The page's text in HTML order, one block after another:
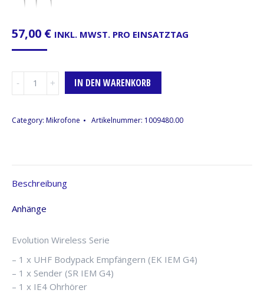
57,00 € INKL. MWST. PRO EINSATZTAG
Sennheiser
BAND,
x
Ear-
Taschenempfänger,
IN DEN WARENKORB
Category: Mikrofone Artikelnummer: 1009480.00
Beschreibung
Anhänge
Evolution Wireless Serie
– 1 x UHF Bodypack Empfängern (EK IEM G4)
– 1 x Sender (SR IEM G4)
– 1 x IE4 Ohrhörer